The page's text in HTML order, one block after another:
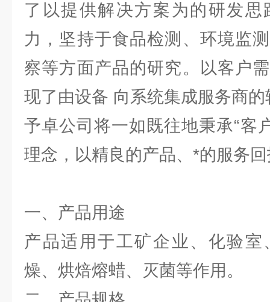
了以提供解决方案为的研发
力，坚持于食品检测、环境监
察等方面产品的研究。以客户
现了由设备 向系统集成服务商的
予卓公司将一如既往地秉承“客
理念，以精良的产品、*的服务
一、产品用途
产品适用于工矿企业、化验
燥、烘焙熔蜡、灭菌等作用。